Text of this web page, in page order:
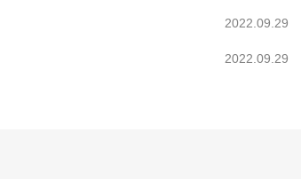
2022.09.29
2022.09.29